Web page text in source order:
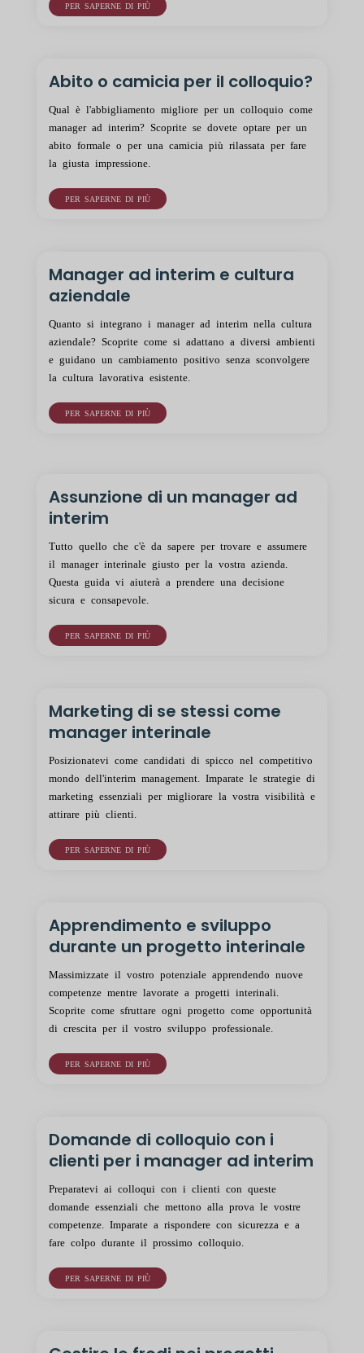
PER SAPERNE DI PIÙ
Abito o camicia per il colloquio?
Qual è l'abbigliamento migliore per un colloquio come
manager ad interim? Scoprite se dovete optare per un
abito formale o per una camicia più rilassata per fare
la giusta impressione.
PER SAPERNE DI PIÙ
Manager ad interim e cultura
aziendale
Quanto si integrano i manager ad interim nella cultura
aziendale? Scoprite come si adattano a diversi ambienti
e guidano un cambiamento positivo senza sconvolgere
la cultura lavorativa esistente.
PER SAPERNE DI PIÙ
Assunzione di un manager ad
interim
Tutto quello che c'è da sapere per trovare e assumere
il manager interinale giusto per la vostra azienda.
Questa guida vi aiuterà a prendere una decisione
sicura e consapevole.
PER SAPERNE DI PIÙ
Marketing di se stessi come
manager interinale
Posizionatevi come candidati di spicco nel competitivo
mondo dell'interim management. Imparate le strategie di
marketing essenziali per migliorare la vostra visibilità e
attirare più clienti.
PER SAPERNE DI PIÙ
Apprendimento e sviluppo
durante un progetto interinale
Massimizzate il vostro potenziale apprendendo nuove
competenze mentre lavorate a progetti interinali.
Scoprite come sfruttare ogni progetto come opportunità
di crescita per il vostro sviluppo professionale.
PER SAPERNE DI PIÙ
Domande di colloquio con i
clienti per i manager ad interim
Preparatevi ai colloqui con i clienti con queste
domande essenziali che mettono alla prova le vostre
competenze. Imparate a rispondere con sicurezza e a
fare colpo durante il prossimo colloquio.
PER SAPERNE DI PIÙ